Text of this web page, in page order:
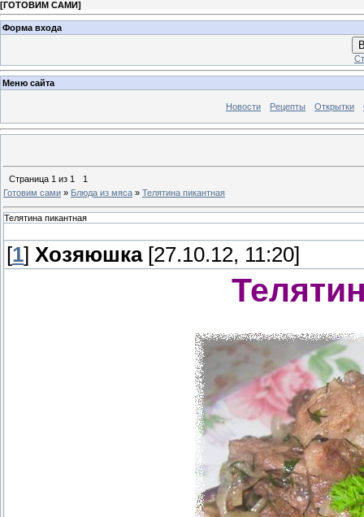
[ГОТОВИМ САМИ]
Форма входа
Меню сайта
Новости Рецепты Открытки
Страница 1 из 1
1
Готовим сами » Блюда из мяса » Телятина пикантная
Телятина пикантная
[1] Хозяюшка[27.10.12, 11:20]